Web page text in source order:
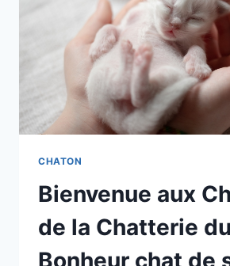
SUR
MESURE
POUR
LES
CHATS
CHATON
Bienvenue aux
de la Chatterie